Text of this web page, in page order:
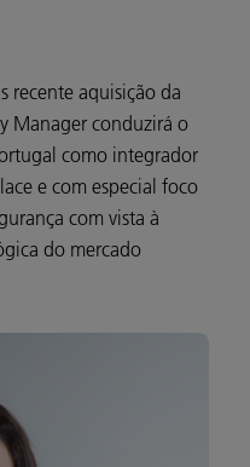
recente aquisição da
Manager conduzirá o
como integrador
e com especial foco
com vista à
do mercado